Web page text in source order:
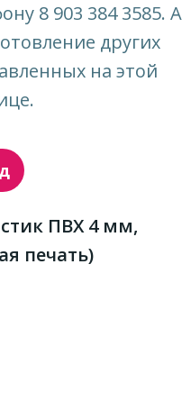
8 903 384 3585. А
других
на этой
ПВХ 4 мм,
печать)